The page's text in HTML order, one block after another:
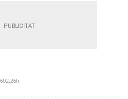
02:26h